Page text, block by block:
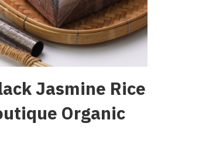
Jasmine Rice
Organic